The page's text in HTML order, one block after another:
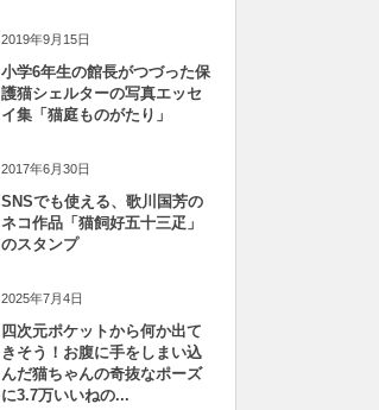
2019年9月15日
小学6年生の館長がつづった保
護猫シェルターの写真エッセ
イ集「猫庭ものがたり」
2017年6月30日
SNSでも使える、歌川国芳の
ネコ作品「猫飼好五十三疋」
のスタンプ
2025年7月4日
四次元ポケットから何か出て
きそう！お腹に手をしまい込
んだ猫ちゃんの奇抜なポーズ
に3.7万いいねの...